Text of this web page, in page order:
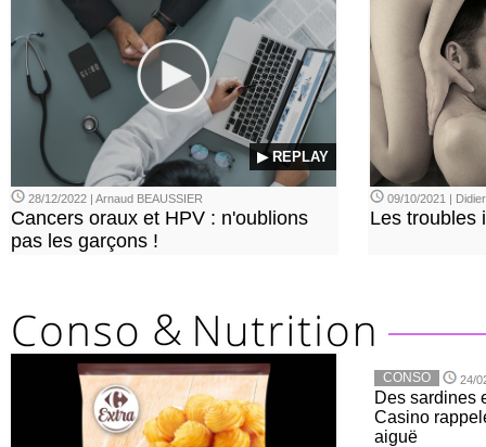
▶ REPLAY
28/12/2022 | Arnaud BEAUSSIER
Cancers oraux et HPV : n'oublions
pas les garçons !
09/10/2021 |
Les troubles
CONSO 24/
Des sardines
Casino
aiguë